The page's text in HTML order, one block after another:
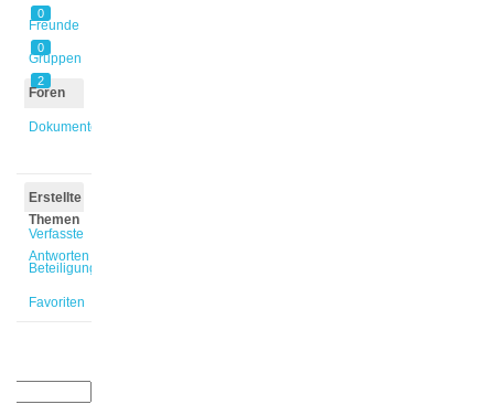
0
Freunde
0
Gruppen
2
Foren
Dokumente
Erstellte
Themen
Verfasste
Antworten
Beteiligungen
Favoriten